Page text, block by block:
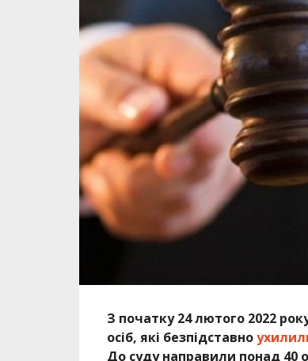
З початку 24 лютого 2022
осіб, які безпідставно
До суду направили понад 40